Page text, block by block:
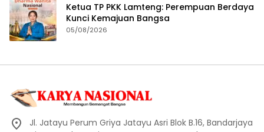
Ketua TP PKK Lamteng: Perempuan Berdaya
Kunci Kemajuan Bangsa
05/08/2026
Jl. Jatayu Perum Griya Jatayu Asri Blok B.16, Bandarjaya